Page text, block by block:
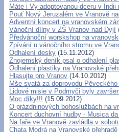
Máte i Vy adoptovanou dceru v Indii
Pouť Nový Jeruzalém ve Vranově
Adventní koncert na vranovském
Vánoční dílny v ZŠ Vranov nad Dyjí
Předvánoční worskshop na
Zpívání u vánočního stromu ve
Odhalení desky (15.11.2012)
Znojemský deník psal o odhalení
Odhalení plastiky na Vranovské
Hlasujte pro Vranov (14.10.2012)
Mše svatá za doprovodu
Lidové misie v Podmyči byly
Moc díky!!! (15.09.2012)
O prázdninových bohoslužbách na
Koncert duchovní hudby - Musica
Na faře ve Vranově zavládla v
Chata Modrá na Vranovské přehradě